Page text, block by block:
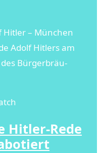
Hitler – München
Adolf Hitlers am
Bürgerbräu-
Hitler-Rede